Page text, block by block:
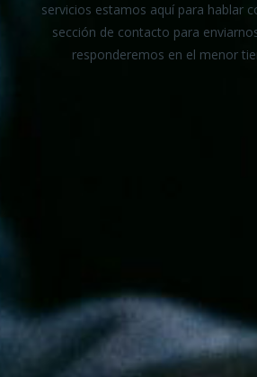
servicios estamos aquí para hablar
sección de contacto para
responderemos en el menor